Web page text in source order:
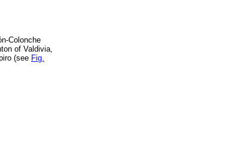
Colonche
of Valdivia,
(see Fig.